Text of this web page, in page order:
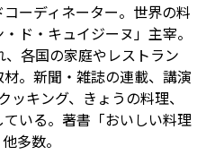
ーディネーター。世界の料
ド・キュイジーヌ」主宰。
各国の家庭やレストラン
。新聞・雑誌の連載、講演
キング、きょうの料理、
いる。著書「おいしい料理
多数。